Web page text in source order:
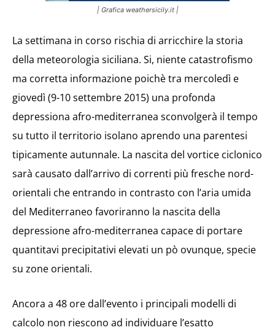
| Grafica weathersicily.it |
La settimana in corso rischia di arricchire la storia
della meteorologia siciliana. Si, niente catastrofismo
ma corretta informazione poichè tra mercoledì e
giovedì (9-10 settembre 2015) una profonda
depressiona afro-mediterranea sconvolgerà il tempo
su tutto il territorio isolano aprendo una parentesi
tipicamente autunnale. La nascita del vortice ciclonico
sarà causato dall’arrivo di correnti più fresche nord-
orientali che entrando in contrasto con l’aria umida
del Mediterraneo favoriranno la nascita della
depressione afro-mediterranea capace di portare
quantitavi precipitativi elevati un pò ovunque, specie
su zone orientali.
Ancora a 48 ore dall’evento i principali modelli di
calcolo non riescono ad individuare l’esatto